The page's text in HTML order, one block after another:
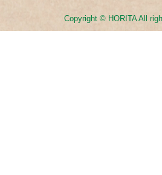
Copyright © HORITA All